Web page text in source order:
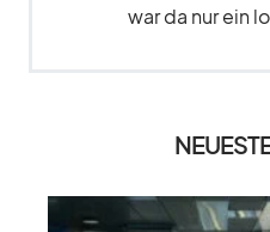
war da nur ein